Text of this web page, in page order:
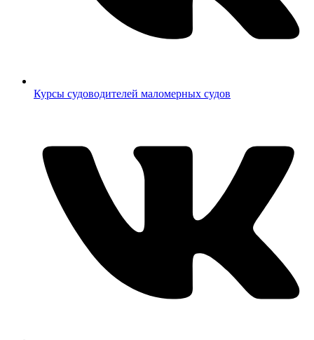
Курсы судоводителей маломерных судов